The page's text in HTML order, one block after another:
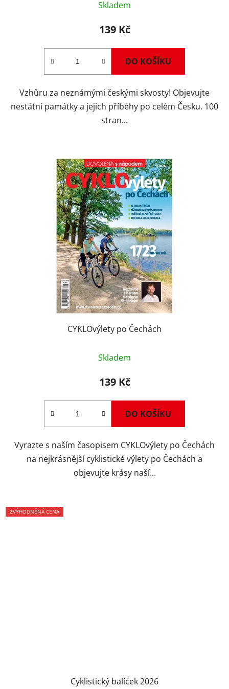
hodnocení
produktu
4,7
hvězdiček.
Skladem
139 Kč
DO KOŠÍKU
Vzhůru za neznámými českými skvosty! Objevujte
nestátní památky a jejich příběhy po celém Česku. 100
stran...
CYKLOvýlety po Čechách
hodnocení
produktu
4,7
hvězdiček.
Skladem
139 Kč
DO KOŠÍKU
Vyrazte s naším časopisem CYKLOvýlety po Čechách
na nejkrásnější cyklistické výlety po Čechách a
objevujte krásy naší...
ZVÝHODNĚNÁ CENA
Cyklistický balíček 2026